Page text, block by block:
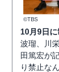
©TBS
10月9日
波瑠、川
田篤宏が
り禁止な